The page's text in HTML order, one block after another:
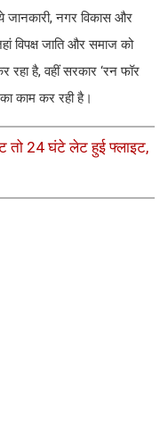
नगर विकास और
विपक्ष जाति और समाज को
रहा है, वहीं सरकार ‘रन फॉर
काम कर रही है।
तो 24 घंटे लेट हुई फ्लाइट,